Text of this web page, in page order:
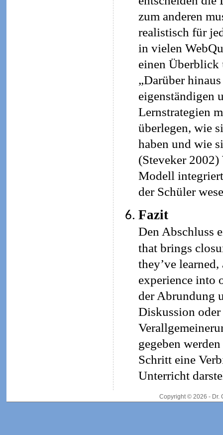
zum anderen
realistisch für
in vielen
einen Überblick
„Darüber
eigenständigen
Lernstrategien
überlegen, wie
haben und wie
(Steveker 2002)
Modell
der Schüler
Fazit
Den Abschluss
that brings
they’ve
experience into
der Abrundung
Diskussion
gegeben
Schritt eine
Unterricht
Copyright © 2026 - Dr.